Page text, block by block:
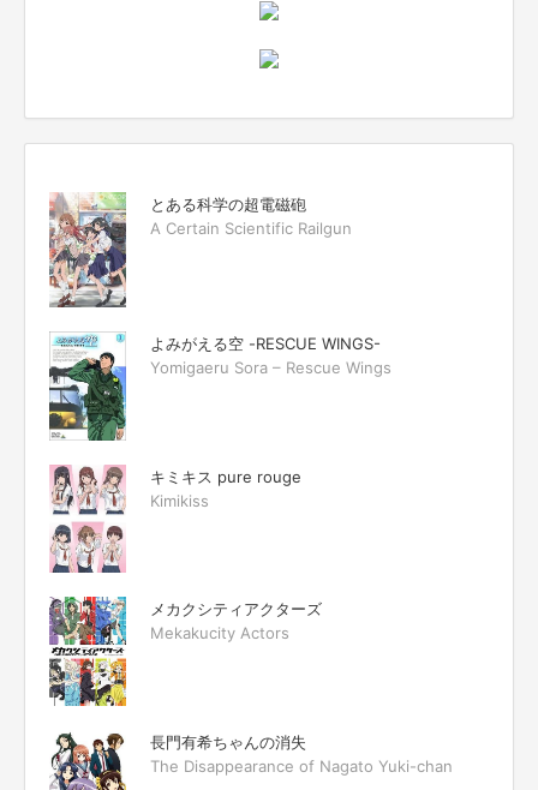
とある科学の超電磁砲
A Certain Scientific Railgun
よみがえる空 -RESCUE WINGS-
Yomigaeru Sora – Rescue Wings
キミキス pure rouge
Kimikiss
メカクシティアクターズ
Mekakucity Actors
長門有希ちゃんの消失
The Disappearance of Nagato Yuki-chan